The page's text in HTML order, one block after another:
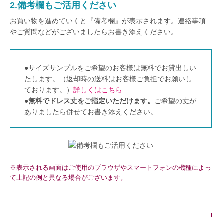
2.備考欄もご活用ください
お買い物を進めていくと『備考欄』が表示されます。連絡事項
やご質問などがございましたらお書き添えください。
●サイズサンプルをご希望のお客様は無料でお貸出しい
たします。（返却時の送料はお客様ご負担でお願いし
ております。） 詳しくはこちら
●無料でドレス丈をご指定いただけます。 ご希望の丈が
ありましたら併せてお書き添えください。
※表示される画面はご使用のブラウザやスマートフォンの機種によっ
て上記の例と異なる場合がございます。